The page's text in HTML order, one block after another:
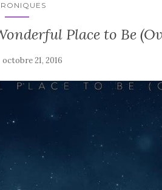
Place to Be
octobre 21, 2016